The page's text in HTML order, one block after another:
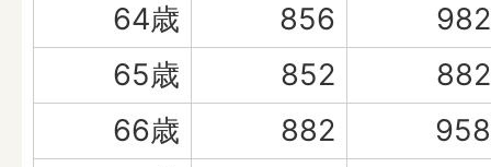
64歳
856
982
65歳
852
882
66歳
882
958